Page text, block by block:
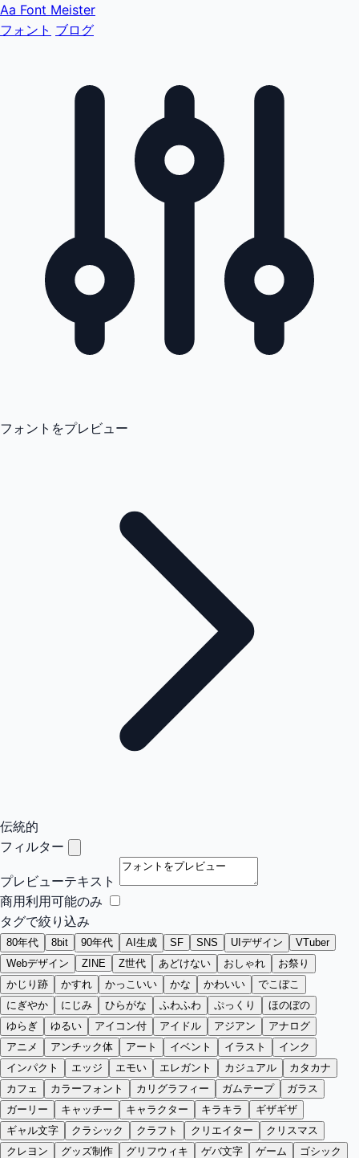
Aa Font Meister
フォント ブログ
フォントをプレビュー
伝統的
フィルター
プレビューテキスト
商用利用可能のみ
タグで絞り込み
80年代 8bit 90年代 AI生成 SF SNS UIデザイン
VTuber
Webデザイン
ZINE Z世代 あどけない おしゃれ
お祭り
かじり跡
かすれ かっこいい かな かわいい
でこぼこ
にぎやか
にじみ ひらがな ふわふわ ぷっくり
ほのぼの
ゆらぎ
ゆるい アイコン付 アイドル アジアン
アナログ
アニメ
アンチック体 アート イベント イラスト
インク
インパクト
エッジ エモい エレガント カジュアル
カタカナ
カフェ
カラーフォント カリグラフィー ガムテープ
ガラス
ガーリー
キャッチー キャラクター キラキラ
ギザギザ
ギャル文字
クラシック クラフト クリエイター
クリスマス
クレヨン
グッズ制作 グリフウィキ ゲバ文字 ゲーム
ゴシック